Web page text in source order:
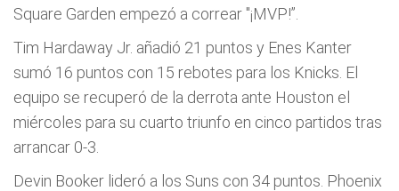
Square Garden empezó a correar "¡MVP!”.
Tim Hardaway Jr. añadió 21 puntos y Enes Kanter
sumó 16 puntos con 15 rebotes para los Knicks. El
equipo se recuperó de la derrota ante Houston el
miércoles para su cuarto triunfo en cinco partidos tras
arrancar 0-3.
Devin Booker lideró a los Suns con 34 puntos. Phoenix